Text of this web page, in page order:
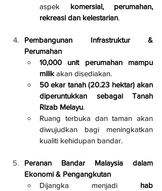
aspek komersial, perumahan,
rekreasi dan kelestarian.
Pembangunan Infrastruktur &
Perumahan
10,000 unit perumahan mampu
milik akan disediakan.
50 ekar tanah (20.23 hektar) akan
diperuntukkan sebagai Tanah
Rizab Melayu.
Ruang terbuka dan taman akan
diwujudkan bagi meningkatkan
kualiti kehidupan bandar.
Peranan Bandar Malaysia dalam
Ekonomi & Pengangkutan
Dijangka menjadi hab